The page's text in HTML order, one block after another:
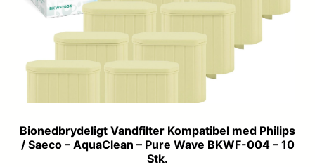
Bionedbrydeligt Vandfilter Kompatibel med Philips
/ Saeco – AquaClean – Pure Wave BKWF-004 – 10
Stk.